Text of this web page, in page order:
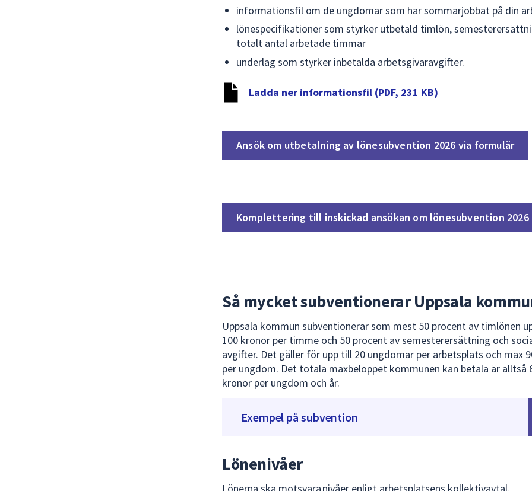
informationsfil om de ungdomar som har sommarjobbat på din
lönespecifikationer som styrker utbetald timlön,
totalt antal arbetade timmar
underlag som styrker inbetalda arbetsgivaravgifter.
Ladda ner informationsfil (PDF, 231 KB)
Ansök om utbetalning av lönesubvention 2026 via formulär
Komplettering till inskickad ansökan om lönesubvention 2026
Så mycket subventionerar Uppsala
Uppsala kommun subventionerar som mest 50 procent av timlönen
100 kronor per timme och 50 procent av semesterersättning och
avgifter. Det gäller för upp till 20 ungdomar per arbetsplats och max
per ungdom. Det totala maxbeloppet kommunen kan betala är alltså
kronor per ungdom och år.
Exempel på subvention
Lönenivåer